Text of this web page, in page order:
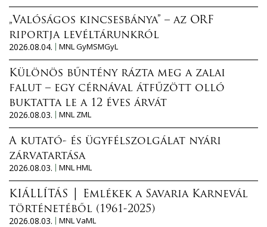
„Valóságos kincsesbánya” – az ORF
riportja levéltárunkról
2026.08.04.
MNL GyMSMGyL
Különös bűntény rázta meg a zalai
falut – egy cérnával átfűzött olló
buktatta le a 12 éves árvát
2026.08.03.
MNL ZML
A kutató- és ügyfélszolgálat nyári
zárvatartása
2026.08.03.
MNL HML
KIÁLLÍTÁS │ Emlékek a Savaria Karnevál
történetéből (1961-2025)
2026.08.03.
MNL VaML